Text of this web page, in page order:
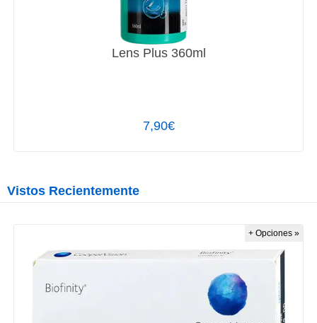
Lens Plus 360ml
7,90€
Vistos Recientemente
+ Opciones »